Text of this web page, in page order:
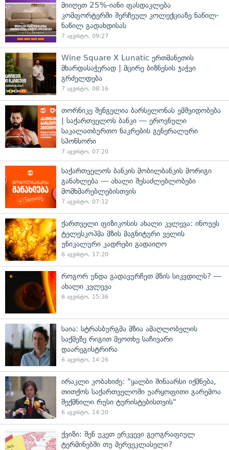
მიიღეთ 25%-იანი ფასდაკლება
კომფორტერში შერჩეულ კოლექციაზე ნაწილ-
ნაწილ გადახდისას
7 აგვისტო, 09:27
Wine Square X Lunatic ერთმანეთის
მხარდასაჭერად | მცირე ბიზნესის ჯაჭვი
გრძელდება
7 აგვისტო, 08:16
თორნიკე შენგელია ბარსელონას ემშვიდობება
| საქართველოს ბანკი — ეროვნული
საკალათბურთო ნაკრების გენერალური
სპონსორი
7 აგვისტო, 07:20
საქართველოს ბანკის მობილბანკის მორიგი
განახლება — ახალი შესაძლებლობები
მომხმარებლებისთვის
7 აგვისტო, 07:12
ქართველი ფიზიკოსის ახალი კვლევა: ინოუეს
ტელესკოპმა მზის მაგნიტური ველის
უნიკალური კადრები გადაიღო
6 აგვისტო, 17:20
როგორ უნდა გადავურჩეთ მზის სიკვდილს? —
ახალი კვლევა
6 აგვისტო, 15:36
საია: სტრასბურგმა მზია ამაღლობელის
საქმეზე რიგით მეოთხე საჩივარი
დაარეგისტრირა
6 აგვისტო, 14:26
ირაკლი კობახიძე: "ყალბი შინაარსი იქმნება,
თითქოს საქართველოში უარყოფითი გარემოა
შექმნილი რუსი ტურისტებისთვის"
6 აგვისტო, 14:20
ქვიზი: შენ უკეთ ერკვევი გეოგრაფიულ
ტერმინებში თუ მერვეკლასელი?